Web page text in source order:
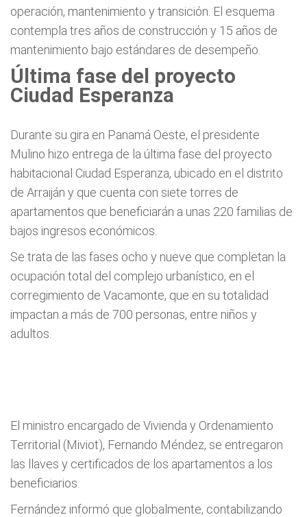
operación, mantenimiento y transición. El esquema
contempla tres años de construcción y 15 años de
mantenimiento bajo estándares de desempeño.
Última fase del proyecto
Ciudad Esperanza
Durante su gira en Panamá Oeste, el presidente
Mulino hizo entrega de la última fase del proyecto
habitacional Ciudad Esperanza, ubicado en el distrito
de Arraiján y que cuenta con siete torres de
apartamentos que beneficiarán a unas 220 familias de
bajos ingresos económicos.
Se trata de las fases ocho y nueve que completan la
ocupación total del complejo urbanístico, en el
corregimiento de Vacamonte, que en su totalidad
impactan a más de 700 personas, entre niños y
adultos.
El ministro encargado de Vivienda y Ordenamiento
Territorial (Miviot), Fernando Méndez, se entregaron
las llaves y certificados de los apartamentos a los
beneficiarios.
Fernández informó que globalmente, contabilizando